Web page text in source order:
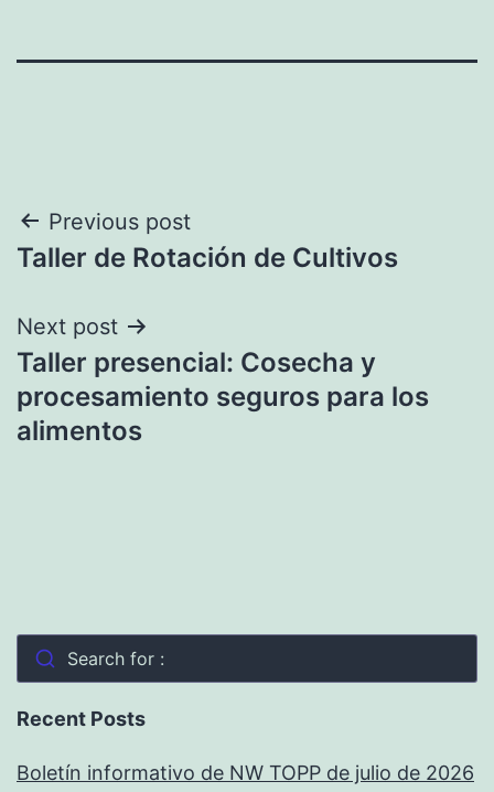
Navegación
de
entradas
Previous post
Taller de Rotación de Cultivos
Next post
Taller presencial: Cosecha y
procesamiento seguros para los
alimentos
Search for :
Recent Posts
Boletín informativo de NW TOPP de julio de 2026